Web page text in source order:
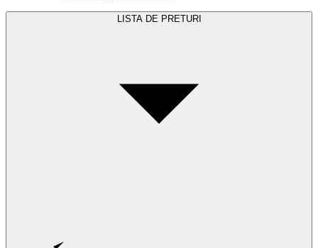
LISTA DE PRETURI